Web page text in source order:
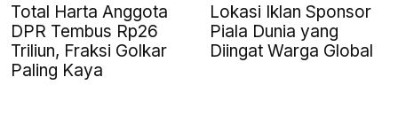
Total Harta Anggota
DPR Tembus Rp26
Triliun, Fraksi Golkar
Paling Kaya
Lokasi Iklan Sponsor
Piala Dunia yang
Diingat Warga Global